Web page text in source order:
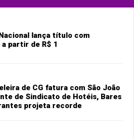
lança título com
partir de R$ 1
de CG fatura com São João
de Sindicato de Hotéis, Bares
projeta recorde